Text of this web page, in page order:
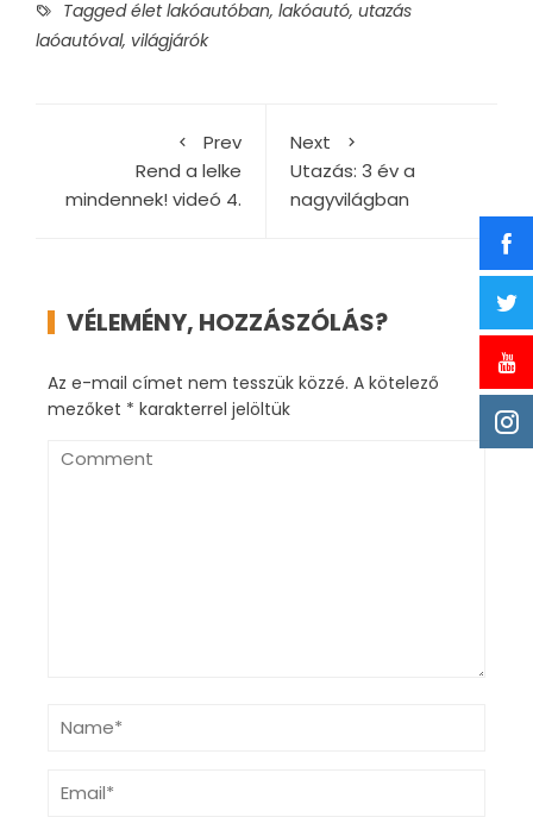
Taggedélet lakóautóban, lakóautó, utazás
laóautóval, világjárók
Prev
Rend a lelke
mindennek! videó 4.
Next
Utazás: 3 év a
nagyvilágban
VÉLEMÉNY, HOZZÁSZÓLÁS?
Az e-mail címet nem tesszük közzé. A kötelező
mezőket * karakterrel jelöltük